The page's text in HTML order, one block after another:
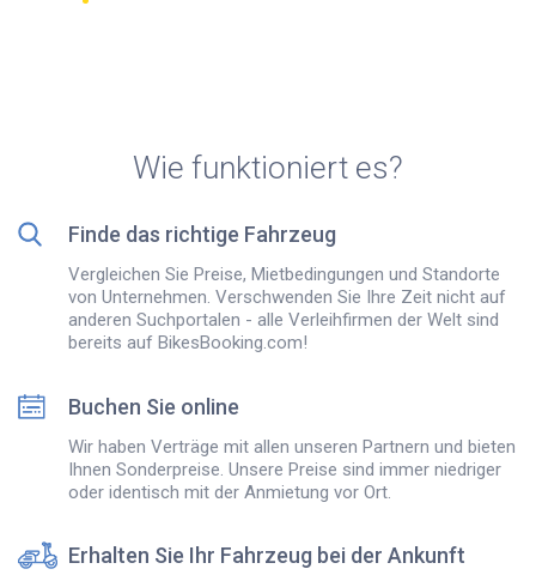
Wie funktioniert es?
Finde das richtige Fahrzeug
Vergleichen Sie Preise, Mietbedingungen und Standorte
von Unternehmen. Verschwenden Sie Ihre Zeit nicht auf
anderen Suchportalen - alle Verleihfirmen der Welt sind
bereits auf BikesBooking.com!
Buchen Sie online
Wir haben Verträge mit allen unseren Partnern und bieten
Ihnen Sonderpreise. Unsere Preise sind immer niedriger
oder identisch mit der Anmietung vor Ort.
Erhalten Sie Ihr Fahrzeug bei der Ankunft